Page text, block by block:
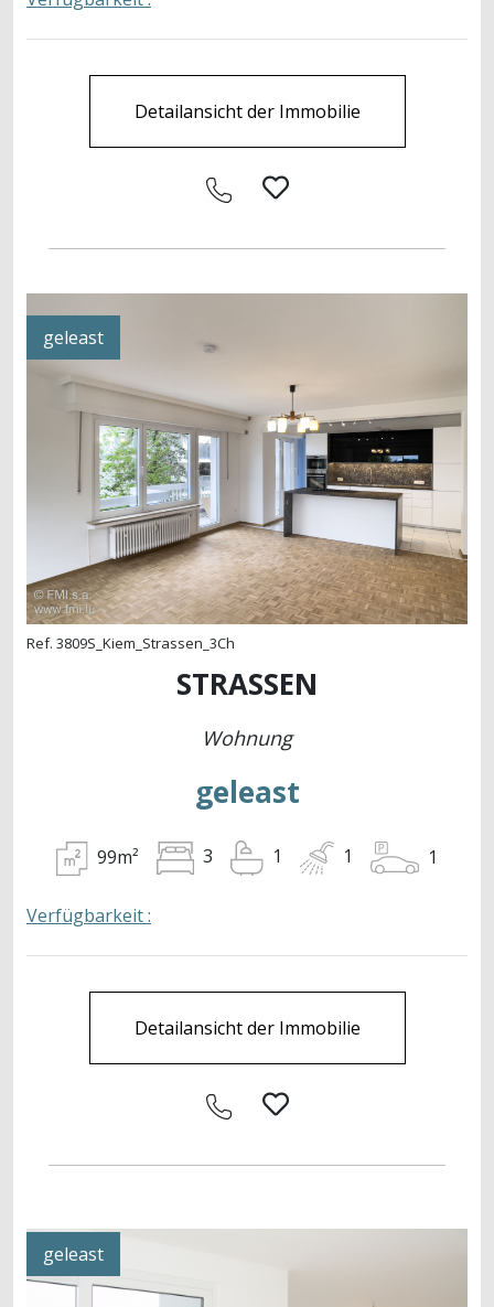
Detailansicht der Immobilie
geleast
Ref. 3809S_Kiem_Strassen_3Ch
STRASSEN
Wohnung
geleast
99m² 3 1 1 1
Verfügbarkeit :
Detailansicht der Immobilie
geleast